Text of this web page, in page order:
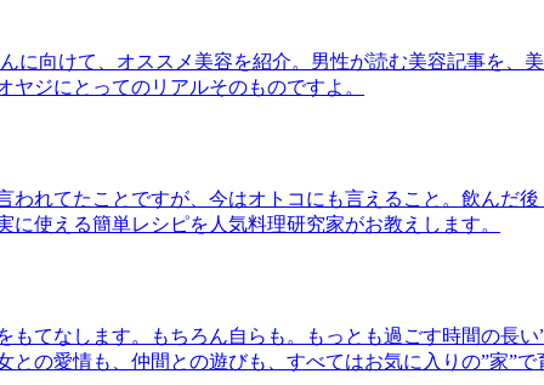
に向けて、オススメ美容を紹介。男性が読む美容記事を、
ジにとってのリアルそのものですよ。
われてたことですが、今はオトコにも言えること。飲んだ
使える簡単レシピを人気料理研究家がお教えします。
てなします。もちろん自らも。もっとも過ごす時間の長
の愛情も、仲間との遊びも、すべてはお気に入りの”家”